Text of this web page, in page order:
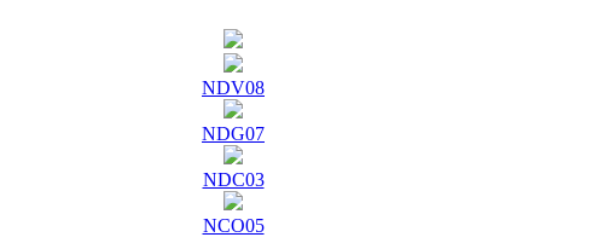
NDV08
NDG07
NDC03
NCO05